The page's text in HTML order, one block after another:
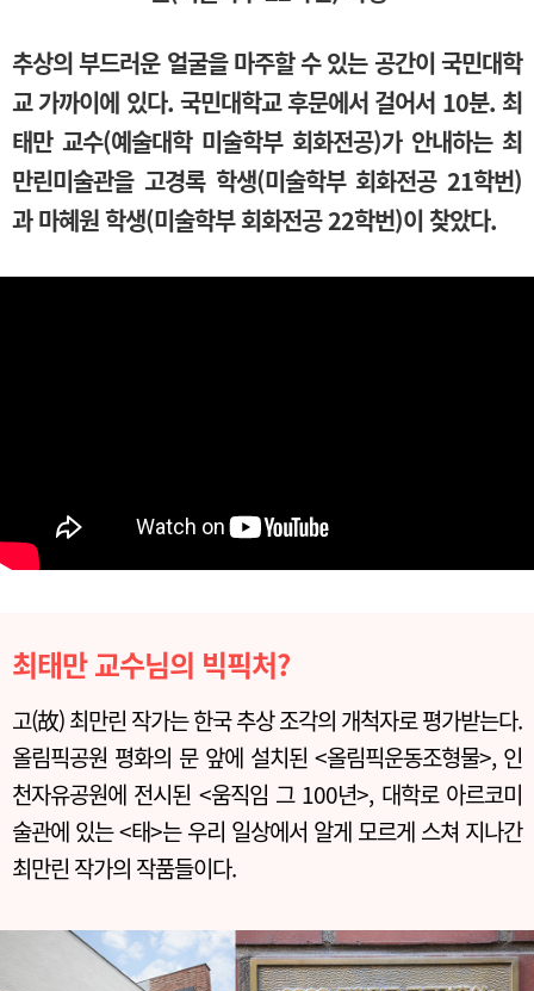
추상의 부드러운 얼굴을 마주할 수 있는 공간이 국민대학
교 가까이에 있다. 국민대학교 후문에서 걸어서 10분. 최
태만 교수(예술대학 미술학부 회화전공)가 안내하는 최
만린미술관을 고경록 학생(미술학부 회화전공 21학번)
과 마혜원 학생(미술학부 회화전공 22학번)이 찾았다.
최태만 교수님의 빅픽처?
고(故) 최만린 작가는 한국 추상 조각의 개척자로 평가받는다.
올림픽공원 평화의 문 앞에 설치된 <올림픽운동조형물>, 인
천자유공원에 전시된 <움직임 그 100년>, 대학로 아르코미
술관에 있는 <태>는 우리 일상에서 알게 모르게 스쳐 지나간
최만린 작가의 작품들이다.